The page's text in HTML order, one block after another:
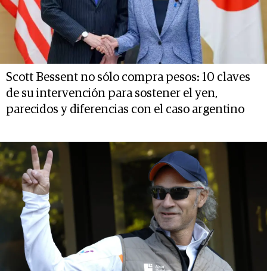
Scott Bessent no sólo compra pesos: 10 claves
de su intervención para sostener el yen,
parecidos y diferencias con el caso argentino